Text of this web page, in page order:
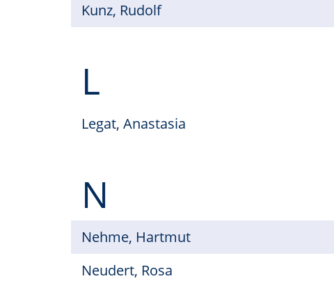
Kunz, Rudolf
L
Legat, Anastasia
N
Nehme, Hartmut
Neudert, Rosa